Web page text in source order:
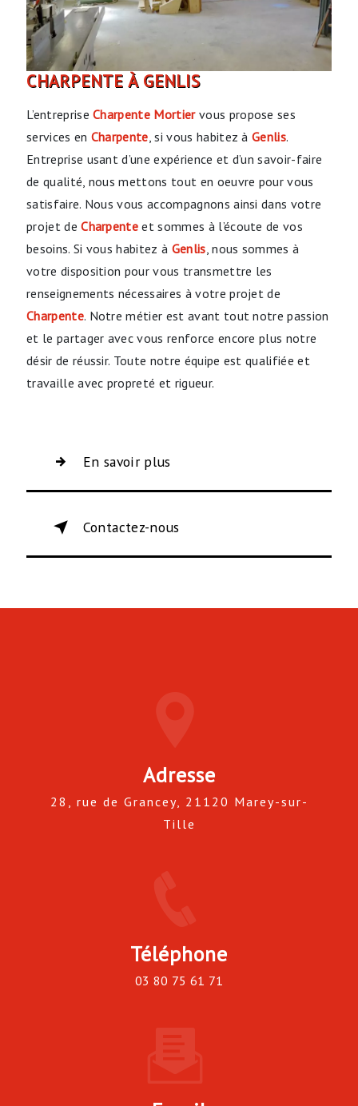
CHARPENTE À GENLIS
L’entrepriseCharpente Mortiervous propose ses
services en Charpente , si vous habitez àGenlis.
Entreprise usant d’une expérience et d’un savoir-faire
de qualité, nous mettons tout en oeuvre pour vous
satisfaire. Nous vous accompagnons ainsi dans votre
projet deCharpente et sommes à l’écoute de vos
besoins. Si vous habitez à Genlis , nous sommes à
votre disposition pour vous transmettre les
renseignements nécessaires à votre projet de
Charpente. Notre métier est avant tout notre passion
et le partager avec vous renforce encore plus notre
désir de réussir. Toute notre équipe est qualifiée et
travaille avec propreté et rigueur.
En savoir plus
Contactez-nous
Adresse
28, rue de Grancey, 21120 Marey-sur-
Tille
Téléphone
03 80 75 61 71